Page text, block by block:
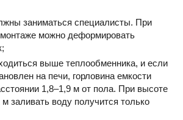
заниматься специалисты. При
можно деформировать
выше теплообменника, и если
на печи, горловина емкости
1,8–1,9 м от пола. При высоте
м заливать воду получится только